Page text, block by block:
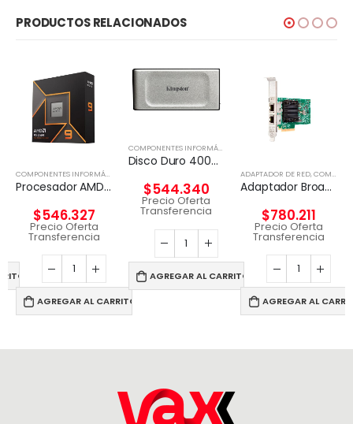
PRODUCTOS RELACIONADOS
COMPONENTES INFORMÁTICOS
Procesador AMD RYZEN 9 9900X 12-Core 4.4 Ghz
$546.327
Precio Oferta
Transferencia
AGREGAR AL CARRITO
COMPONENTES INFORMÁTICOS
Disco Duro 4000G PORTABLE SSD XS2000
$544.340
Precio Oferta
Transferencia
AGREGAR AL CARRITO
ADAPTADOR DE RED,COMPONENTES INFORMÁTICOS
Adaptador Broadcom BCM57416 Ethernet 10 Gb 2 puertos BASE-T para HPE
$780.211
Precio Oferta
Transferencia
AGREGAR AL